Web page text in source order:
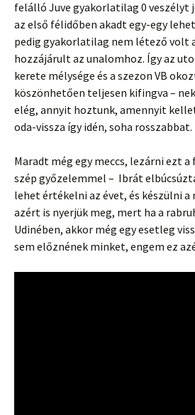
felálló Juve gyakorlatilag 0 veszélyt
az első félidőben akadt egy-egy
pedig gyakorlatilag nem létező volt
hozzájárult az unalomhoz. Így az
kerete mélysége és a szezon VB
köszönhetően teljesen kifingva –
elég, annyit hoztunk, amennyit
oda-vissza így idén, soha rosszabbat.
Maradt még egy meccs, lezárni ezt
szép győzelemmel – Ibrát
lehet értékelni az évet, és készülni a
azért is nyerjük meg, mert ha a
Udinében, akkor még egy esetleg
sem előznének minket, engem ez